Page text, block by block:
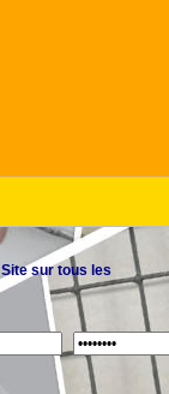
Site sur tous les